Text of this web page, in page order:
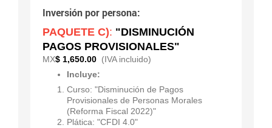
Inversión por persona:
PAQUETE C): "DISMINUCIÓN
PAGOS PROVISIONALES"
MX$ 1,650.00 (IVA incluido)
Incluye:
Curso: "Disminución de Pagos
Provisionales de Personas Morales
(Reforma Fiscal 2022)"
Plática: "CFDI 4.0"